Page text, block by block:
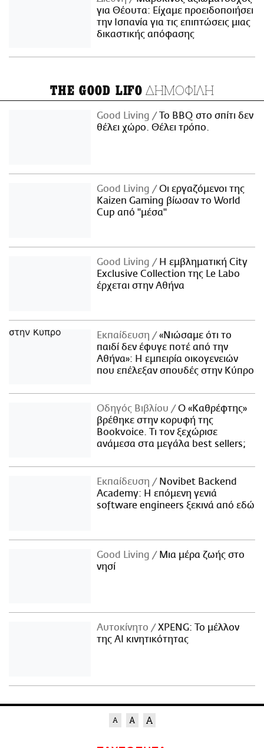
για Θέουτα: Είχαμε προειδοποιήσει
την Ισπανία για τις επιπτώσεις μιας
δικαστικής απόφασης
THE GOOD LIFO ΔΗΜΟΦΙΛΗ
Good Living
Το BBQ στο σπίτι δεν
θέλει χώρο. Θέλει τρόπο.
Good Living
Οι εργαζόμενοι της
Kaizen Gaming βίωσαν το World
Cup από "μέσα"
Good Living
Η εμβληματική City
Exclusive Collection της Le Labo
έρχεται στην Αθήνα
Εκπαίδευση
«Νιώσαμε ότι το
παιδί δεν έφυγε ποτέ από την
Αθήνα»: Η εμπειρία οικογενειών
που επέλεξαν σπουδές στην Κύπρο
Οδηγός Βιβλίου
Ο «Καθρέφτης»
βρέθηκε στην κορυφή της
Bookvoice. Τι τον ξεχώρισε
ανάμεσα στα μεγάλα best sellers;
Εκπαίδευση
Novibet Backend
Academy: Η επόμενη γενιά
software engineers ξεκινά από εδώ
Good Living
Μια μέρα ζωής στο
νησί
Αυτοκίνητο
XPENG: Το μέλλον
της AI κινητικότητας